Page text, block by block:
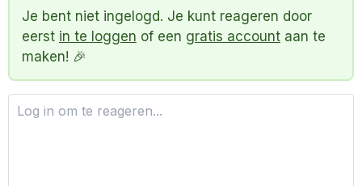
Je bent niet ingelogd. Je kunt reageren door
eerst in te loggen of een gratis account aan te
maken! 🎉